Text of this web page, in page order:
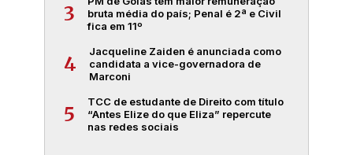
3
bruta média do país; Penal é 2ª e Civil
fica em 11º
4
Jacqueline Zaiden é anunciada como
candidata a vice-governadora de
Marconi
5
TCC de estudante de Direito com título
“Antes Elize do que Eliza” repercute
nas redes sociais